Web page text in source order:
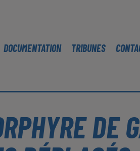
DOCUMENTATION TRIBUNES
DE